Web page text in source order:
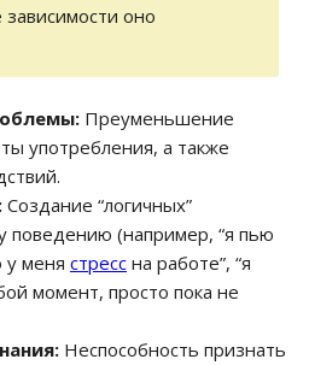
зависимости оно
Преуменьшение
употребления, а также
Создание “логичных”
поведению (например, “я пью
у меня стресс на работе”, “я
момент, просто пока не
Неспособность признать